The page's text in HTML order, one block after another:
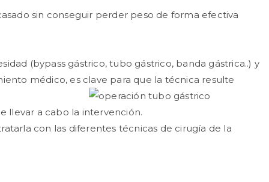
sin conseguir perder peso de forma efectiva
(bypass gástrico, tubo gástrico, banda gástrica..) y
médico, es clave para que la técnica resulte
llevar a cabo la intervención.
con las diferentes técnicas de cirugía de la